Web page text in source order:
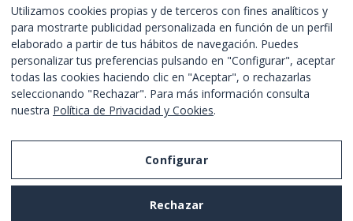
ÚNETE PARA OBTENER OFERTAS DE ÚLTIMO
MINUTO
UNETE
Estoy de acuerdo con los términos y condiciones
Utilizamos cookies propias y de terceros con fines analíticos y
para mostrarte publicidad personalizada en función de un perfil
elaborado a partir de tus hábitos de navegación. Puedes
personalizar tus preferencias pulsando en "Configurar", aceptar
todas las cookies haciendo clic en "Aceptar", o rechazarlas
seleccionando "Rechazar". Para más información consulta
nuestra Política de Privacidad y Cookies.
Configurar
Rechazar
Aviso Legal
Política de Privacidad y Cookies